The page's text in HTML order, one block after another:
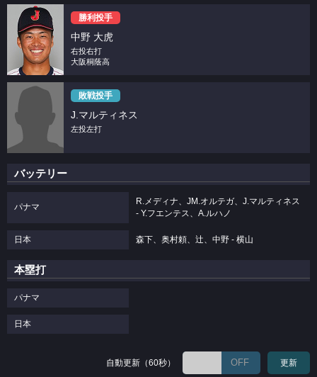
勝利投手
中野 大虎
右投右打
大阪桐蔭高
敗戦投手
J.マルティネス
左投左打
バッテリー
パナマ
R.メディナ、JM.オルテガ、J.マルティネス
- Y.フエンテス、A.ルハノ
日本 森下、奥村頼、辻、中野 - 横山
本塁打
パナマ
日本
自動更新（60秒） OFF 更新